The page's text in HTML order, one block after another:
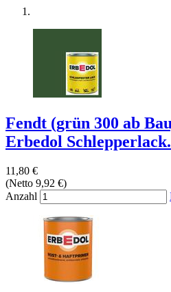
Fendt (grün 300 ab
Erbedol
11,80 €
(Netto 9,92 €)
Anzahl